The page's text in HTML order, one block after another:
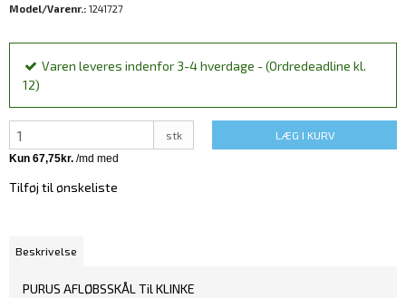
Model/Varenr.: 1241727
Varen leveres indenfor 3-4 hverdage - (Ordredeadline kl.
12)
stk LÆG I KURV
Tilføj til ønskeliste
Beskrivelse
PURUS AFLØBSSKÅL Til KLINKE